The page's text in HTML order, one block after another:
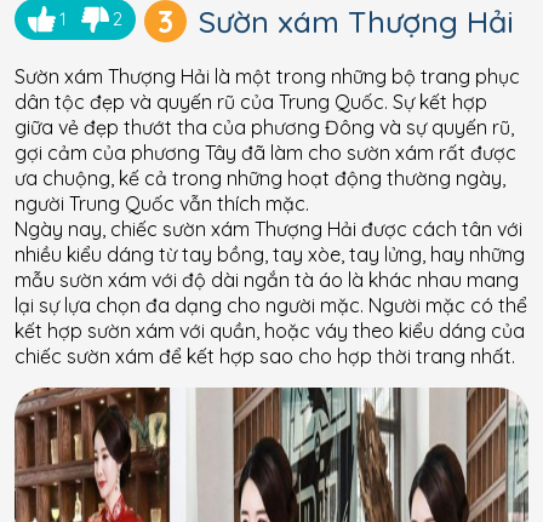
1 2 3 Sườn xám Thượng Hải
Sườn xám Thượng Hải là một trong những bộ trang phục
dân tộc đẹp và quyến rũ của Trung Quốc. Sự kết hợp
giữa vẻ đẹp thướt tha của phương Đông và sự quyến rũ,
gợi cảm của phương Tây đã làm cho sườn xám rất được
ưa chuộng, kế cả trong những hoạt động thường ngày,
người Trung Quốc vẫn thích mặc.
Ngày nay, chiếc sườn xám Thượng Hải được cách tân với
nhiều kiểu dáng từ tay bồng, tay xòe, tay lửng, hay những
mẫu sườn xám với độ dài ngắn tà áo là khác nhau mang
lại sự lựa chọn đa dạng cho người mặc. Người mặc có thể
kết hợp sườn xám với quần, hoặc váy theo kiểu dáng của
chiếc sườn xám để kết hợp sao cho hợp thời trang nhất.